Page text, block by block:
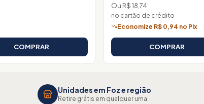
COMPRAR
Ou R$ 18,74
no cartão de crédito
Economize R$ 0,94 no Pix
COMPRAR
Unidades em Foz e região
Retire grátis em qualquer uma